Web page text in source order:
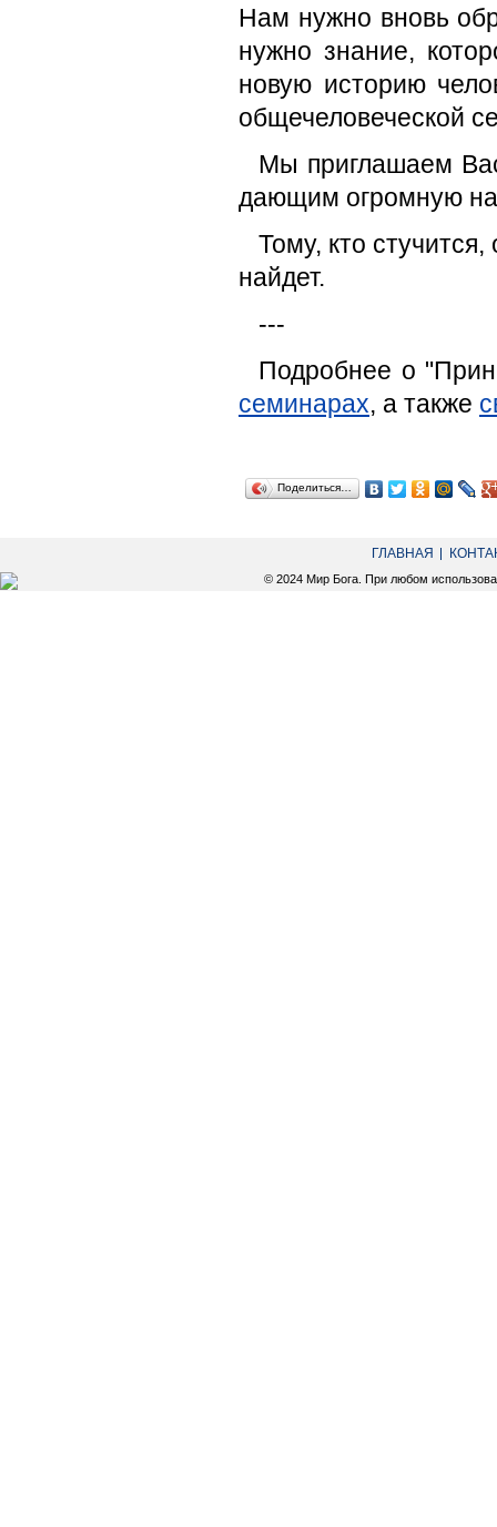
Нам нужно вновь
нужно знание,
новую историю
общечеловеческой
Мы приглашаем
дающим огромную
Тому, кто стучится,
найдет.
---
Подробнее о
семинарах, а также
Поделиться…
ГЛАВНАЯ
© 2024 Мир Бога. При любом